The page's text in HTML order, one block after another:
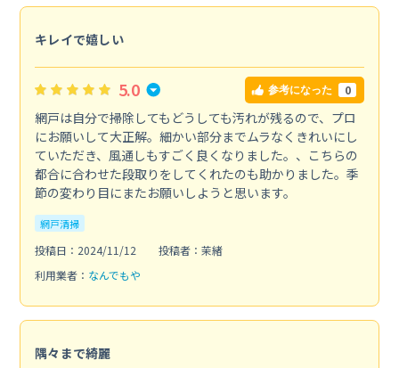
キレイで嬉しい
5.0 参考になった 0
網戸は自分で掃除してもどうしても汚れが残るので、プロ
にお願いして大正解。細かい部分までムラなくきれいにし
ていただき、風通しもすごく良くなりました。、こちらの
都合に合わせた段取りをしてくれたのも助かりました。季
節の変わり目にまたお願いしようと思います。
網戸清掃
投稿日：2024/11/12
投稿者：茉緒
利用業者： なんでもや
隅々まで綺麗